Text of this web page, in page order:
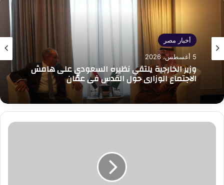
أخبار مصر
5 أغسطس، 2026
وزير الخارجية يلتقي نظيره السعودي على هامش
الاجتماع الوزاري حول القدس في عمّان
مدبولي